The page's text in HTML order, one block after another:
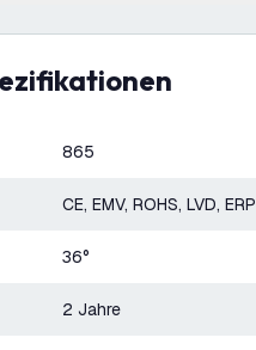
865
CE, EMV, ROHS, LVD, ERP
36°
2 Jahre